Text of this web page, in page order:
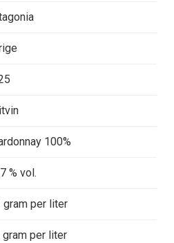
100%
% vol.
gram per liter
gram per liter